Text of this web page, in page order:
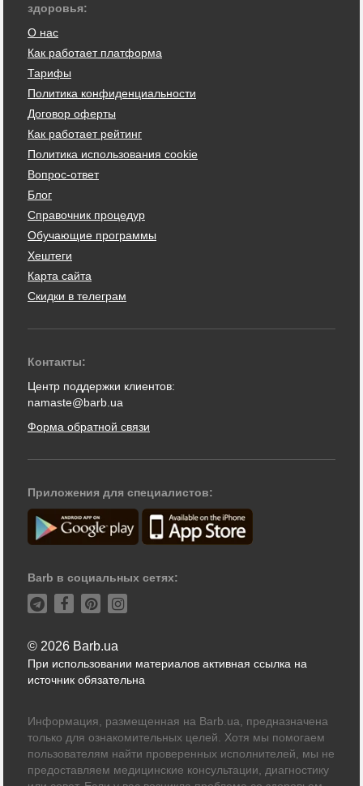
здоровья:
О нас
Как работает платформа
Тарифы
Политика конфиденциальности
Договор оферты
Как работает рейтинг
Политика использования cookie
Вопрос-ответ
Блог
Справочник процедур
Обучающие программы
Хештеги
Карта сайта
Скидки в телеграм
Контакты:
Центр поддержки клиентов:
namaste@barb.ua
Форма обратной связи
Приложения для специалистов:
Barb в социальных сетях:
© 2026 Barb.ua
При использовании материалов активная ссылка на
источник обязательна
Информация, размещенная на Barb.ua, предназначена
только для ознакомительных целей. Хотя мы помогаем
пользователям найти проверенных исполнителей, мы не
предоставляем медицинские консультации, диагностику